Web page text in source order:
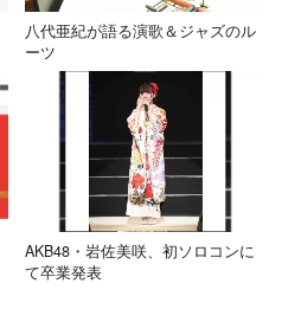
八代亜紀が語る演歌＆ジャズのル
ーツ
AKB48・岩佐美咲、初ソロコンに
て卒業発表